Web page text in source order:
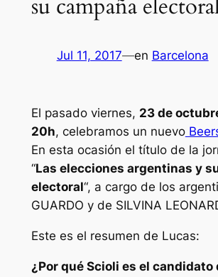
su campaña
Jul 11, 2017—en Barcelona
El pasado viernes, 23 de
20h, celebramos un nuevo
En esta ocasión el título de la
“Las elecciones argentinas y
electoral“, a cargo de los
GUARDO y de SILVINA
Este es el resumen de Lucas:
¿Por qué Scioli es el candidato